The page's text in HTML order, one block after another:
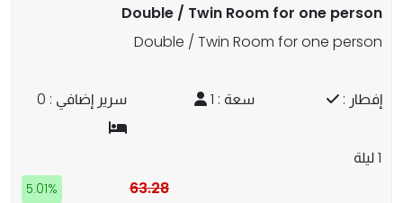
Double / Twin Room for one person
Double / Twin Room for one person
إفطار : سعة : 1 سرير إضافي : 0
1 ليلة
5.01% 63.28